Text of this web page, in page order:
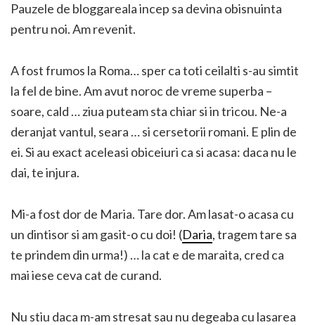
Pauzele de bloggareala incep sa devina obisnuinta
pentru noi. Am revenit.
A fost frumos la Roma… sper ca toti ceilalti s-au simtit
la fel de bine. Am avut noroc de vreme superba –
soare, cald … ziua puteam sta chiar si in tricou. Ne-a
deranjat vantul, seara … si cersetorii romani. E plin de
ei. Si au exact aceleasi obiceiuri ca si acasa: daca nu le
dai, te injura.
Mi-a fost dor de Maria. Tare dor. Am lasat-o acasa cu
un dintisor si am gasit-o cu doi! (Daria, tragem tare sa
te prindem din urma!) … la cat e de maraita, cred ca
mai iese ceva cat de curand.
Nu stiu daca m-am stresat sau nu degeaba cu lasarea